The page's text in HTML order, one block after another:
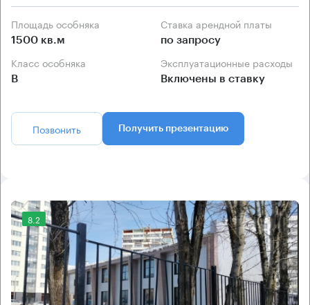
Площадь особняка
1500 кв.м
Ставка арендной платы
по запросу
Класс особняка
B
Эксплуатационные расходы
Включены в ставку
Позвонить Получить презентацию
8.2